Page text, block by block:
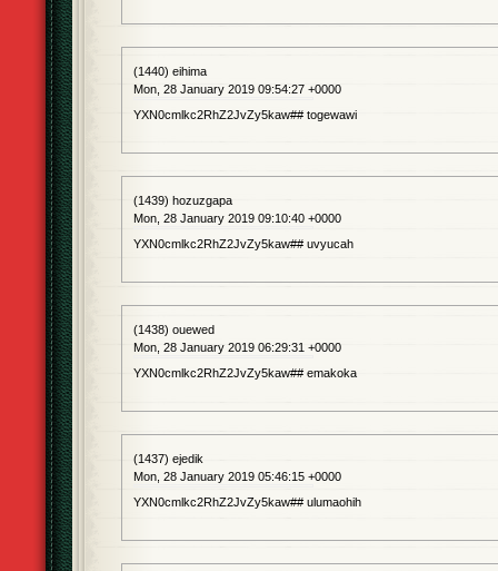
(1440) eihima
Mon, 28 January 2019 09:54:27 +0000
YXN0cmlkc2RhZ2JvZy5kaw## togewawi
(1439) hozuzgapa
Mon, 28 January 2019 09:10:40 +0000
YXN0cmlkc2RhZ2JvZy5kaw## uvyucah
(1438) ouewed
Mon, 28 January 2019 06:29:31 +0000
YXN0cmlkc2RhZ2JvZy5kaw## emakoka
(1437) ejedik
Mon, 28 January 2019 05:46:15 +0000
YXN0cmlkc2RhZ2JvZy5kaw## ulumaohih